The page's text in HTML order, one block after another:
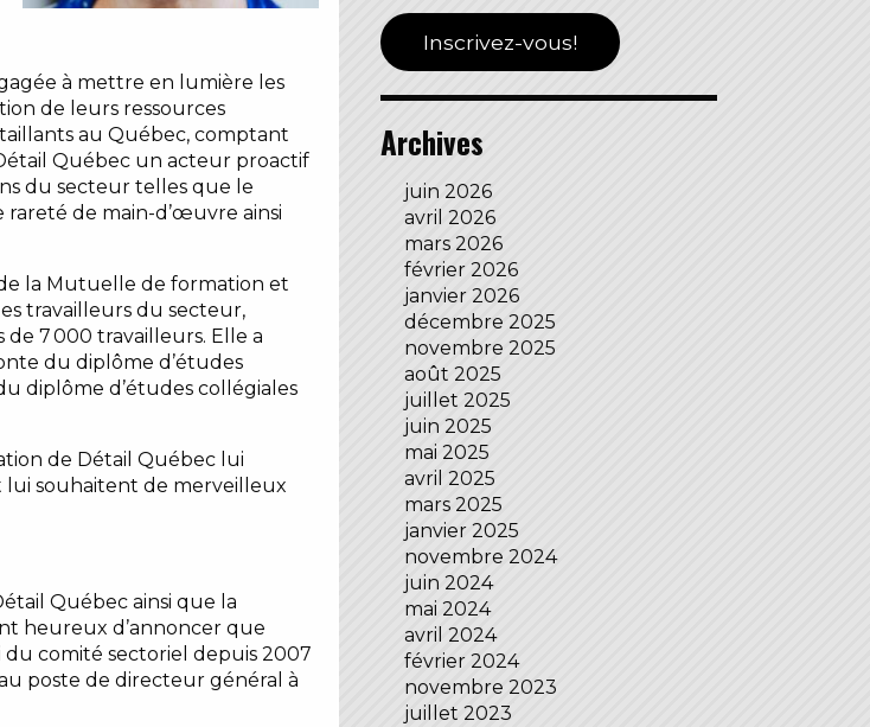
à mettre en lumière les
de leurs ressources
au Québec, comptant
Québec un acteur proactif
du secteur telles que le
de main-d’œuvre ainsi
la Mutuelle de formation et
travailleurs du secteur,
7 000 travailleurs. Elle a
du diplôme d’études
diplôme d’études collégiales
de Détail Québec lui
souhaitent de merveilleux
Québec ainsi que la
heureux d’annoncer que
du comité sectoriel depuis 2007
poste de directeur général à
Inscrivez-vous!
Archives
juin 2026
avril 2026
mars 2026
février 2026
janvier 2026
décembre 2025
novembre 2025
août 2025
juillet 2025
juin 2025
mai 2025
avril 2025
mars 2025
janvier 2025
novembre 2024
juin 2024
mai 2024
avril 2024
février 2024
novembre 2023
juillet 2023